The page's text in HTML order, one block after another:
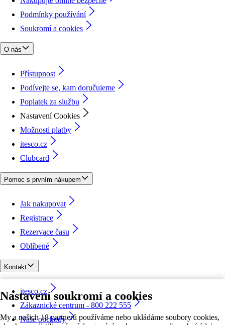
Nastavení soukromí a cookies
My a našich 18 partnerů používáme nebo ukládáme soubory cookies,
Podmínky používání
Soukromí a cookies
O nás
Přístupnost
Podívejte se, kam doručujeme
Poplatek za službu
Nastavení Cookies
Možnosti platby
itesco.cz
Clubcard
Pomoc s prvním nákupem
Jak nakupovat
Registrace
Rezervace času
Oblíbené
Kontakt
itesco.cz
Zákaznické centrum - 800 222 555
Naše obchody